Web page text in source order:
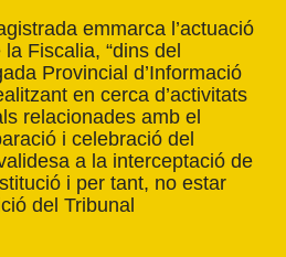
emmarca l’actuació
Fiscalia, “dins del
Provincial d’Informació
en cerca d’activitats
relacionades amb el
i celebració del
a la interceptació de
i per tant, no estar
del Tribunal